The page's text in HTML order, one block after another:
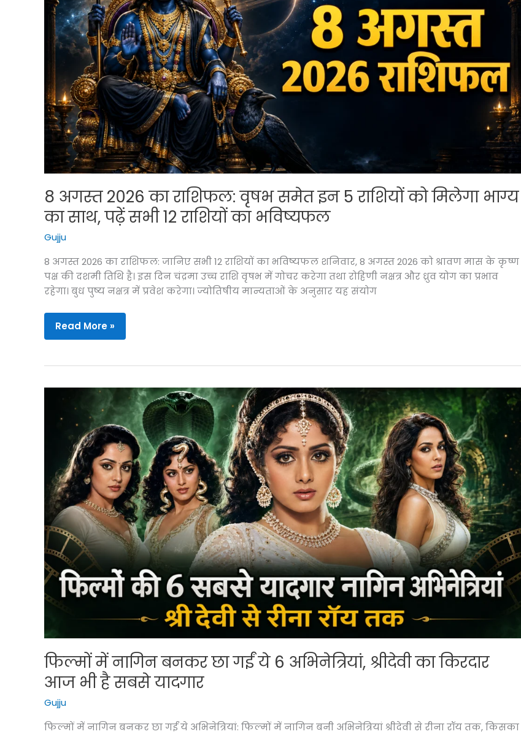
रहस्य
8 अगस्त 2026 का राशिफल: वृषभ समेत इन 5 राशियों को मिलेगा भाग्य
का साथ, पढ़ें सभी 12 राशियों का भविष्यफल
Gujju
8 अगस्त 2026 का राशिफल: जानिए सभी 12 राशियों का भविष्यफल शनिवार, 8 अगस्त 2026 को श्रावण मास के कृष्ण
पक्ष की दशमी तिथि है। इस दिन चंद्रमा उच्च राशि वृषभ में गोचर करेगा तथा रोहिणी नक्षत्र और ध्रुव योग का प्रभाव
रहेगा। बुध पुष्य नक्षत्र में प्रवेश करेगा। ज्योतिषीय मान्यताओं के अनुसार यह संयोग
8
अगस्त
का
समेत
राशियों
को
मिलेगा
भाग्य
का
साथ,
पढ़ें
सभी
12
राशियों
भविष्यफल
Read More »
फिल्मों में नागिन बनकर छा गईं ये 6 अभिनेत्रियां, श्रीदेवी का किरदार
आज भी है सबसे यादगार
Gujju
फिल्मों में नागिन बनकर छा गईं ये अभिनेत्रियां: फिल्मों में नागिन बनी अभिनेत्रियां श्रीदेवी से रीना रॉय तक, किसका